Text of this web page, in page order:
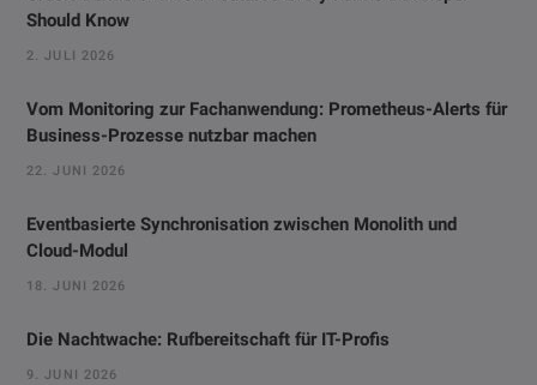
Should Know
2. JULI 2026
Vom Monitoring zur Fachanwendung: Prometheus-Alerts für
Business-Prozesse nutzbar machen
22. JUNI 2026
Eventbasierte Synchronisation zwischen Monolith und
Cloud-Modul
18. JUNI 2026
Die Nachtwache: Rufbereitschaft für IT-Profis
9. JUNI 2026